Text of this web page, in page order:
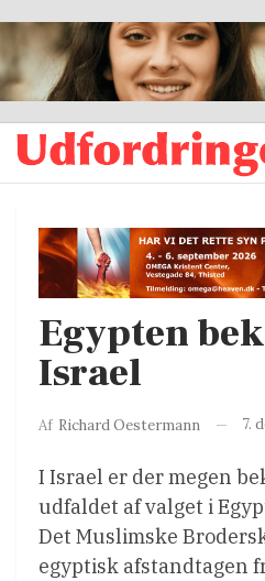
Egypten
Israel
Af Richard Oestermann 7.
I Israel er der megen
udfaldet af valget i
Det Muslimske
egyptisk afstandtagen